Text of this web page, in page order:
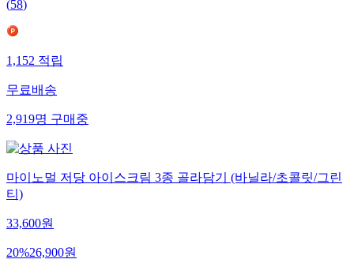
(58)
1,152적립
무료배송
2,919명구매중
마이노멀 저당 아이스크림 3종 골라담기 (바닐라/초콜릿/그린
티)
33,600원
20%26,900원